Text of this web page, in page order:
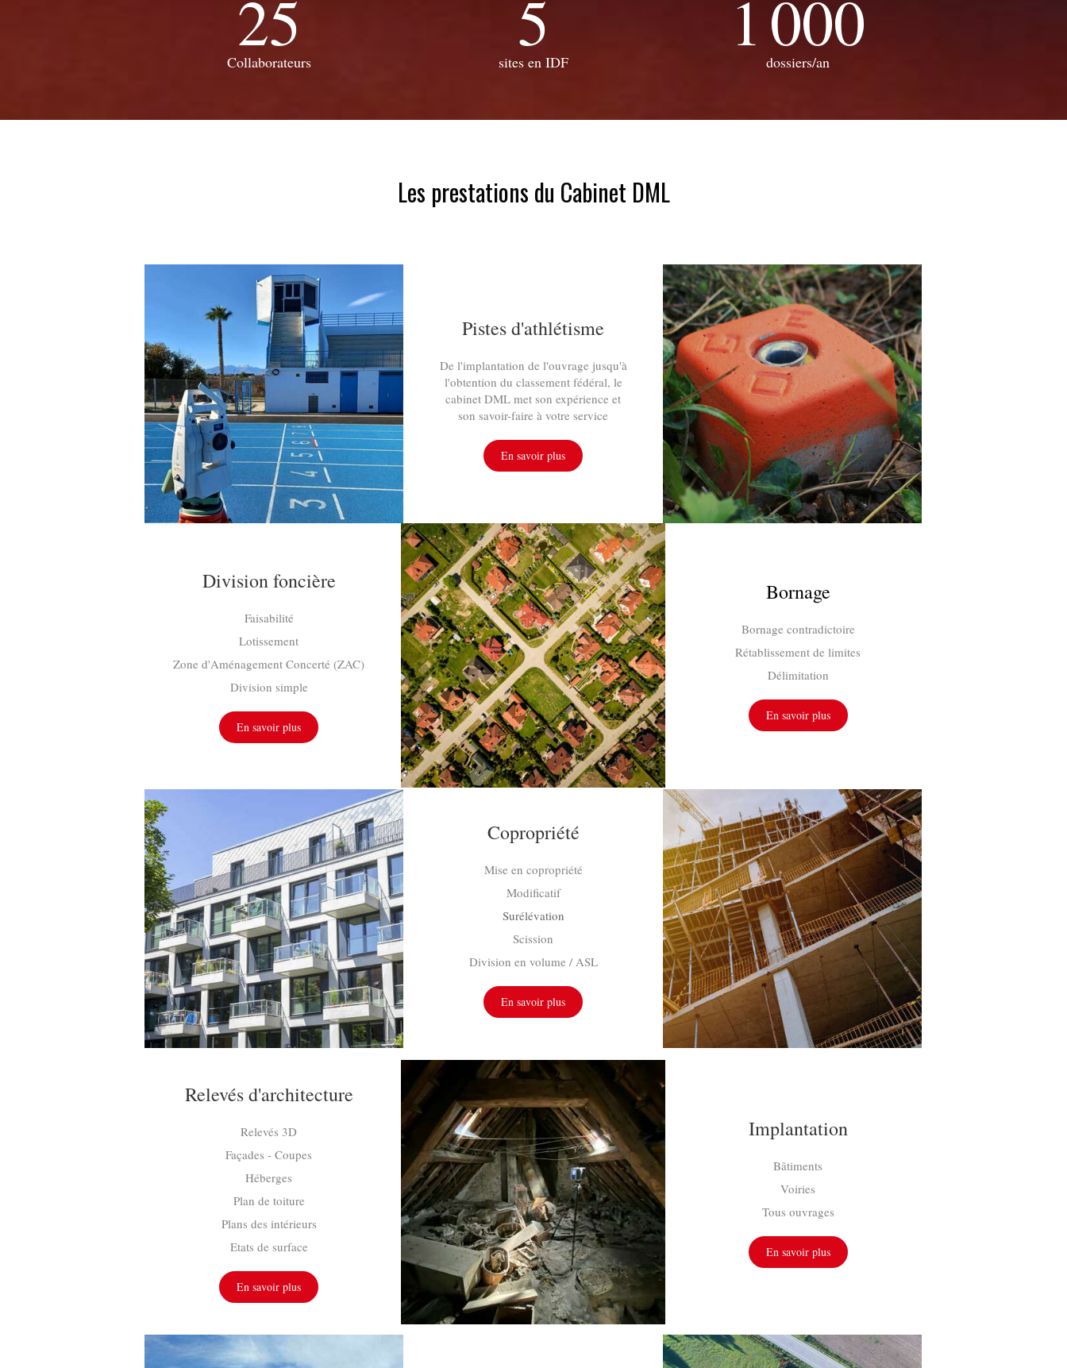
25
Collaborateurs 5
sites en IDF 1 000
dossiers/an
Les prestations du Cabinet DML
Pistes d'athlétisme
De l'implantation de l'ouvrage jusqu'à
l'obtention du classement fédéral, le
cabinet DML met son expérience et
son savoir-faireà votre service
En savoir plus
Division foncière
Faisabilité
Lotissement
Zone d'Aménagement Concerté (ZAC)
Division simple
En savoir plus
Bornage
Bornage contradictoire
Rétablissement de limites
Délimitation
En savoir plus
Copropriété
Mise en copropriété
Modificatif
Surélévation
Scission
Division en volume / ASL
En savoir plus
Relevés d'architecture
Relevés 3D
Façades - Coupes
Héberges
Plan de toiture
Plans des intérieurs
Etats de surface
En savoir plus
Implantation
Bâtiments
Voiries
Tous ouvrages
En savoir plus